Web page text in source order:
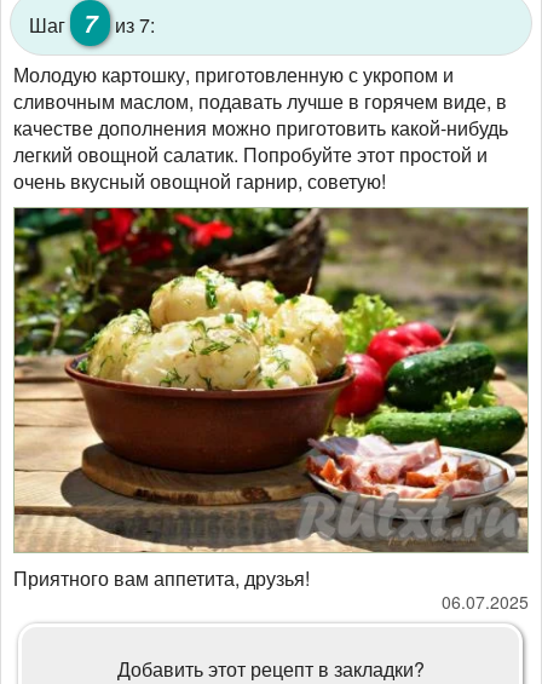
Шаг 7
из 7:
Молодую картошку, приготовленную с укропом и
сливочным маслом, подавать лучше в горячем виде, в
качестве дополнения можно приготовить какой-нибудь
легкий овощной салатик. Попробуйте этот простой и
очень вкусный овощной гарнир, советую!
Приятного вам аппетита, друзья!
06.07.2025
Добавить этот рецепт в закладки?